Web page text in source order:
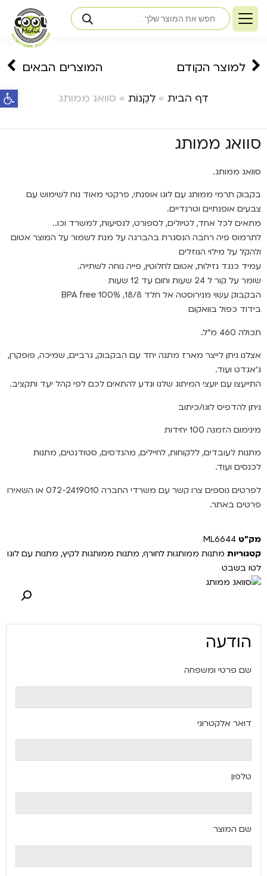
פתח
למוצר הקודם המוצרים הבאים
דף הבית »לִקְנוֹת » סוואג ממותג
סוואג ממותג
סוואג ממותג.
בקבוק תרמי ממותג עם לוגו אופנתי, פרקטי מאוד נוח לשימוש עם
צבעים אופנתיים וטרנדיים.
מתאים לכל אחד, לטיולים, לספורט, לנסיעות, למשרד וכו..
לתרמוס פיה רחבה הנסגרת בהברגה על מנת לשמור על המוצר אטום
ולהקל על מילוי הנוזלים
עמיד כנגד נזילות, אטום לחלוטין, פייה נוחה לשתייה.
שומר על קור ל 24 שעות וחום עד 12 שעות
הבקבוק עשוי מנירוסטה אל חלד 18/8, BPA free 100%
בידוד כפול בוואקום
תכולה 460 מ"ל.
אצלנו ניתן לייצר מארז מתנה יחד עם הבקבוק, גרביים, שמיכה, פופקרן,
ג'אגדט ועוד.
התייעצו עם יועצי המיתוג שלנו ונדע להתאים לכם לפי קהל יעד ותקציב.
ניתן להדפיס לוגו/כיתוב
מינימום הזמנה 100 יחידות
מתנות לעובדים, ללקוחות, לחיילים, מהנדסים, סטודנטים, מתנות
לכנסים ועוד.
לפרטים נוספים צרו קשר עם משרדי החברה 072-2419010 או השאירו
פרטים באתר.
מק"ט ML6644
קטגוריות מתנות ממותגות לחורף, מתנות ממותגות לקיץ, מתנות עם לוגו
לטו בשבט
הודעה
שם פרטי ומשפחה
דואר אלקטרוני
טלפון
שם המוצר